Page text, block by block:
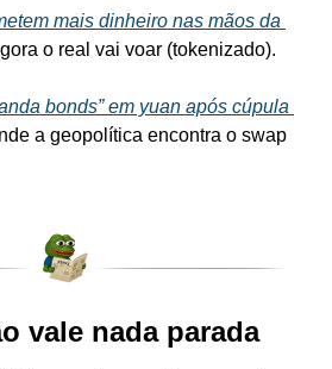
mais dinheiro nas mãos da
o real vai voar (tokenizado).
bonds” em yuan após cúpula
a geopolítica encontra o swap
vale nada parada